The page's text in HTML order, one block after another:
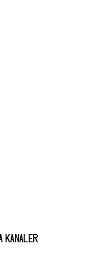
KANALER